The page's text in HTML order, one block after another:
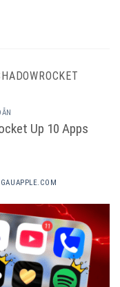
Up 10 Apps
GAUAPPLE.COM